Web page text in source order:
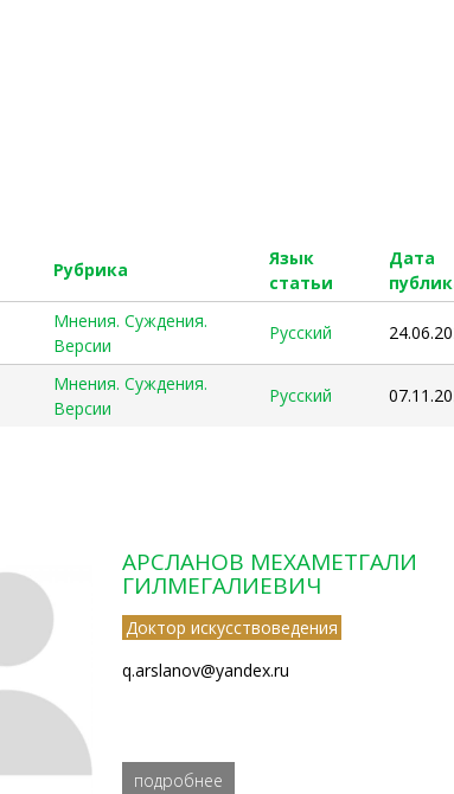
Рубрика
Язык
статьи
Дата
Мнения. Суждения.
Версии
Русский
Мнения. Суждения.
Версии
Русский
АРСЛАНОВ МЕХАМЕТГАЛИ
ГИЛМЕГАЛИЕВИЧ
Доктор искусствоведения
q.arslanov@yandex.ru
подробнее